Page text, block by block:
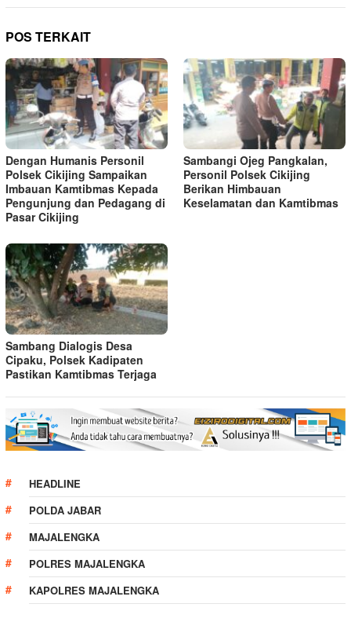
POS TERKAIT
Dengan Humanis Personil
Polsek Cikijing Sampaikan
Imbauan Kamtibmas Kepada
Pengunjung dan Pedagang di
Pasar Cikijing
Sambangi Ojeg Pangkalan,
Personil Polsek Cikijing
Berikan Himbauan
Keselamatan dan Kamtibmas
Sambang Dialogis Desa
Cipaku, Polsek Kadipaten
Pastikan Kamtibmas Terjaga
HEADLINE
POLDA JABAR
MAJALENGKA
POLRES MAJALENGKA
KAPOLRES MAJALENGKA